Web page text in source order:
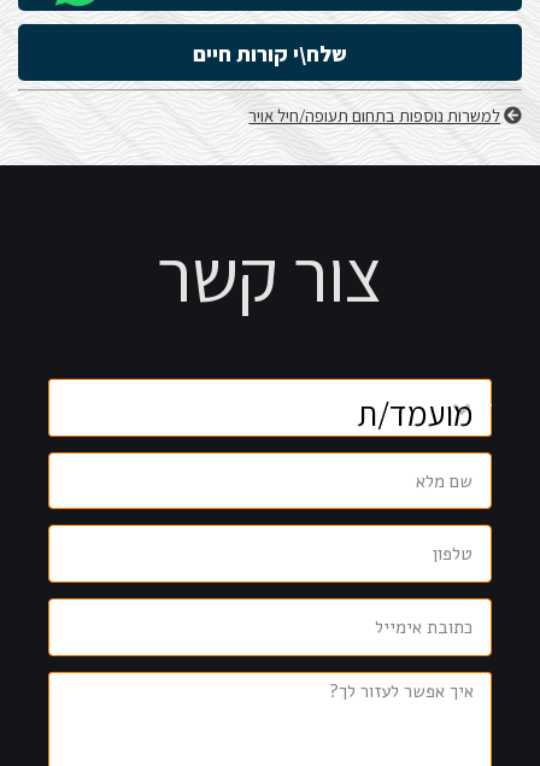
שלח\י קורות חיים
למשרות נוספות בתחום תעופה/חיל אויר
צור קשר